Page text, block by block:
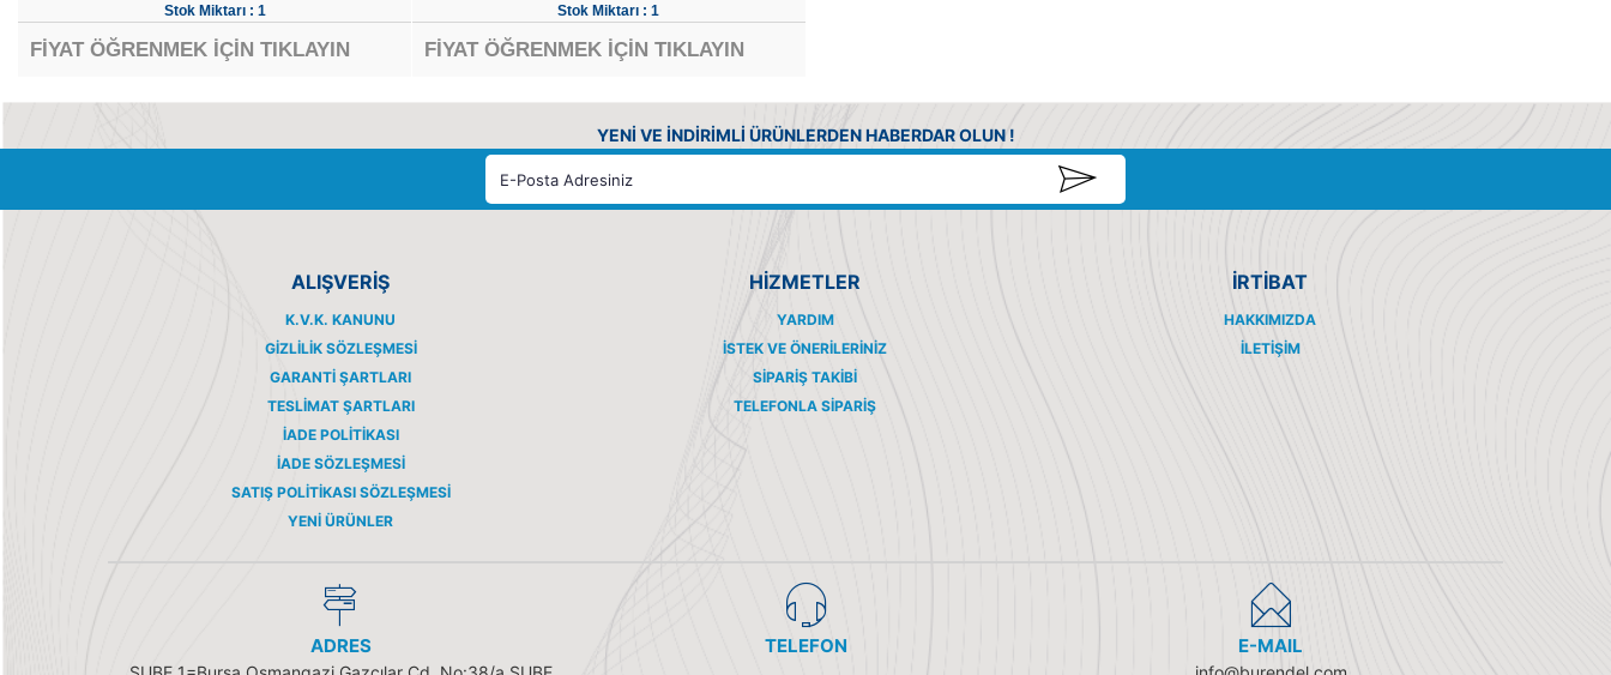
Stok Miktarı : 1
FİYAT ÖĞRENMEK İÇİN TIKLAYIN
Stok Miktarı : 1
FİYAT ÖĞRENMEK İÇİN TIKLAYIN
YENİ VE İNDİRİMLİ ÜRÜNLERDEN HABERDAR OLUN !
ALIŞVERİŞ
K.V.K. KANUNU
GIZLILIK SÖZLEŞMESI
GARANTI ŞARTLARI
TESLIMAT ŞARTLARI
İADE POLITIKASI
İADE SÖZLEŞMESI
SATIŞ POLITIKASI SÖZLEŞMESI
YENI ÜRÜNLER
HİZMETLER
YARDIM
İSTEK VE ÖNERILERINIZ
SIPARIŞ TAKIBI
TELEFONLA SIPARIŞ
İRTİBAT
HAKKIMIZDA
İLETIŞIM
ADRES TELEFON E-MAIL